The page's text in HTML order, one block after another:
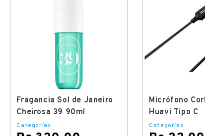
Fragancia Sol de Janeiro
Cheirosa 39 90ml
Categorías
Micrófono
Huavi Tipo C
Categorías